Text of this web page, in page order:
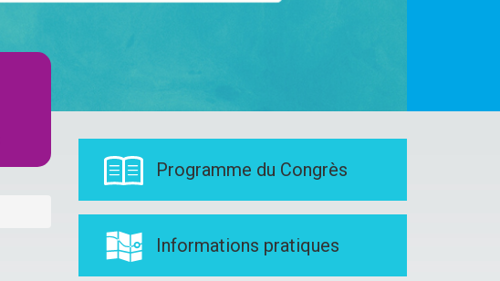
Programme du Congrès
Informations pratiques